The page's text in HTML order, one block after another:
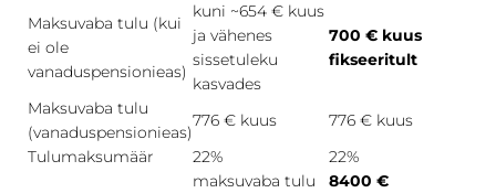
Maksuvaba tulu (kui
ei ole
vanaduspensionieas)
kuni ~654 € kuus
ja vähenes
sissetuleku
kasvades
700 € kuus
fikseeritult
Maksuvaba tulu
(vanaduspensionieas)
776 € kuus
776 € kuus
Tulumaksumäär
22% 22%
maksuvaba tulu
8400 €